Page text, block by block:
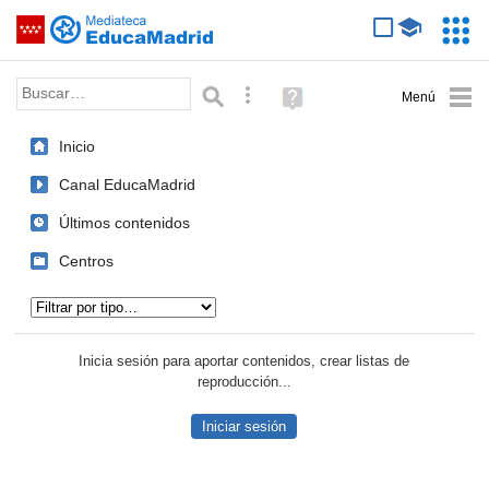
Saltar navegación
Palabra o frase: Búsqueda avanzada
Ayuda
(en
Inicio
Canal EducaMadrid
Últimos contenidos
Centros
Inicia sesión para aportar contenidos, crear listas de
reproducción...
Iniciar sesión